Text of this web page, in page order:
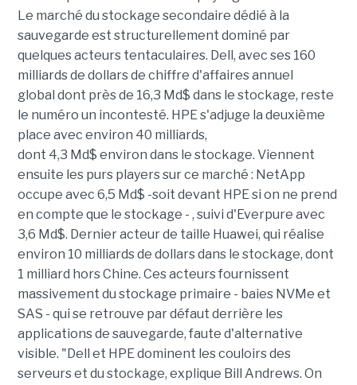
Le marché du stockage secondaire dédié à la
sauvegarde est structurellement dominé par
quelques acteurs tentaculaires. Dell, avec ses 160
milliards de dollars de chiffre d'affaires annuel
global dont près de 16,3 Md$ dans le stockage, reste
le numéro un incontesté. HPE s'adjuge la deuxième
place avec environ 40 milliards,
dont 4,3 Md$ environ dans le stockage. Viennent
ensuite les purs players sur ce marché : NetApp
occupe avec 6,5 Md$ -soit devant HPE si on ne prend
en compte que le stockage - , suivi d'Everpure avec
3,6 Md$. Dernier acteur de taille Huawei, qui réalise
environ 10 milliards de dollars dans le stockage, dont
1 milliard hors Chine. Ces acteurs fournissent
massivement du stockage primaire - baies NVMe et
SAS - qui se retrouve par défaut derrière les
applications de sauvegarde, faute d'alternative
visible. "Dell et HPE dominent les couloirs des
serveurs et du stockage, explique Bill Andrews. On